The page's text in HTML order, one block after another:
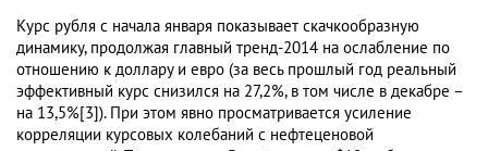
Курс рубля с начала января показывает скачкообразную
динамику, продолжая главный тренд-2014 на ослабление по
отношению к доллару и евро (за весь прошлый год реальный
эффективный курс снизился на 27,2%, в том числе в декабре –
на 13,5%[3]). При этом явно просматривается усиление
корреляции курсовых колебаний с нефтеценовой